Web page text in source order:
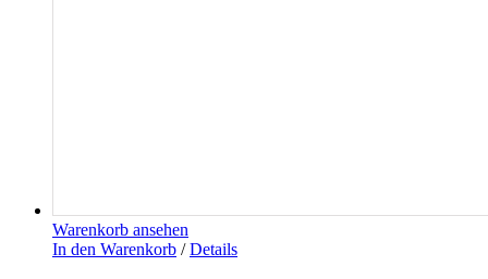
Warenkorb ansehen
In den Warenkorb / Details